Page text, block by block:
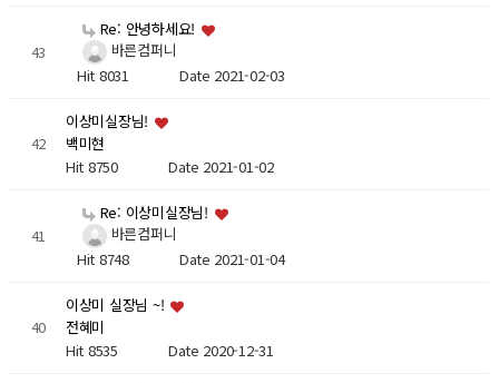
43
Re: 안녕하세요!
바른컴퍼니
Hit 8031 Date 2021-02-03
42
이상미실장님!
백미현
Hit 8750 Date 2021-01-02
41
Re: 이상미실장님!
바른컴퍼니
Hit 8748 Date 2021-01-04
40
이상미 실장님 ~!
전혜미
Hit 8535 Date 2020-12-31